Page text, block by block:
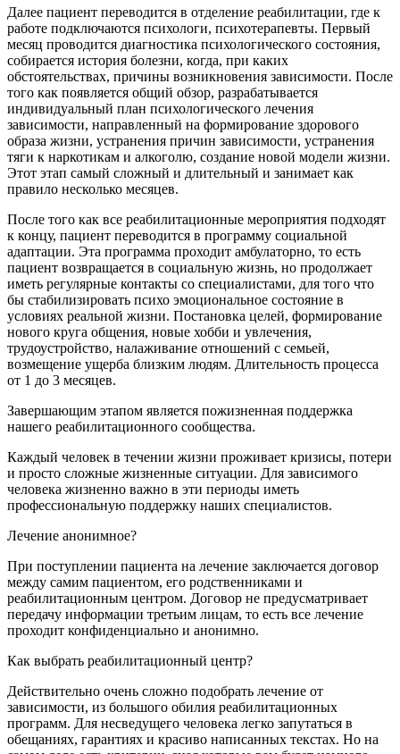
Далее пациент переводится в отделение реабилитации, где к
работе подключаются психологи, психотерапевты. Первый
месяц проводится диагностика психологического состояния,
собирается история болезни, когда, при каких
обстоятельствах, причины возникновения зависимости. После
того как появляется общий обзор, разрабатывается
индивидуальный план психологического лечения
зависимости, направленный на формирование здорового
образа жизни, устранения причин зависимости, устранения
тяги к наркотикам и алкоголю, создание новой модели жизни.
Этот этап самый сложный и длительный и занимает как
правило несколько месяцев.
После того как все реабилитационные мероприятия подходят
к концу, пациент переводится в программу социальной
адаптации. Эта программа проходит амбулаторно, то есть
пациент возвращается в социальную жизнь, но продолжает
иметь регулярные контакты со специалистами, для того что
бы стабилизировать психо эмоциональное состояние в
условиях реальной жизни. Постановка целей, формирование
нового круга общения, новые хобби и увлечения,
трудоустройство, налаживание отношений с семьей,
возмещение ущерба близким людям. Длительность процесса
от 1 до 3 месяцев.
Завершающим этапом является пожизненная поддержка
нашего реабилитационного сообщества.
Каждый человек в течении жизни проживает кризисы, потери
и просто сложные жизненные ситуации. Для зависимого
человека жизненно важно в эти периоды иметь
профессиональную поддержку наших специалистов.
Лечение анонимное?
При поступлении пациента на лечение заключается договор
между самим пациентом, его родственниками и
реабилитационным центром. Договор не предусматривает
передачу информации третьим лицам, то есть все лечение
проходит конфиденциально и анонимно.
Как выбрать реабилитационный центр?
Действительно очень сложно подобрать лечение от
зависимости, из большого обилия реабилитационных
программ. Для несведущего человека легко запутаться в
обещаниях, гарантиях и красиво написанных текстах. Но на